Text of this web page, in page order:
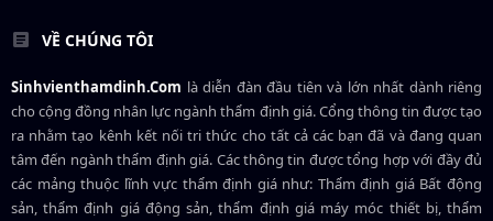
VỀ CHÚNG TÔI
Sinhvienthamdinh.Com là diễn đàn đầu tiên và lớn nhất dành riêng
cho cộng đồng nhân lực ngànhthẩm định giá. Cổng thông tin được tạo
ra nhằm tạo kênh kết nối tri thức cho tất cả các bạn đã và đang quan
tâm đến ngành thẩm định giá. Các thông tin được tổng hợp với đầy đủ
các mảng thuộc lĩnh vực thẩm định giá như: Thẩm định giá Bất động
sản, thẩm định giá động sản, thẩm định giá máy móc thiết bị, thẩm